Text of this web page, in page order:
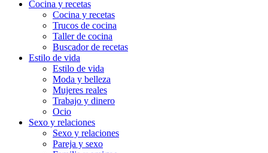
Cocina y recetas
Cocina y recetas
Trucos de cocina
Taller de cocina
Buscador de recetas
Estilo de vida
Estilo de vida
Moda y belleza
Mujeres reales
Trabajo y dinero
Ocio
Sexo y relaciones
Sexo y relaciones
Pareja y sexo